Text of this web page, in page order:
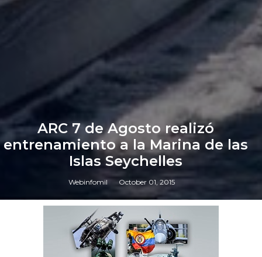
ARC 7 de Agosto realizó
entrenamiento a la Marina de las
Islas Seychelles
Webinfomil October 01, 2015